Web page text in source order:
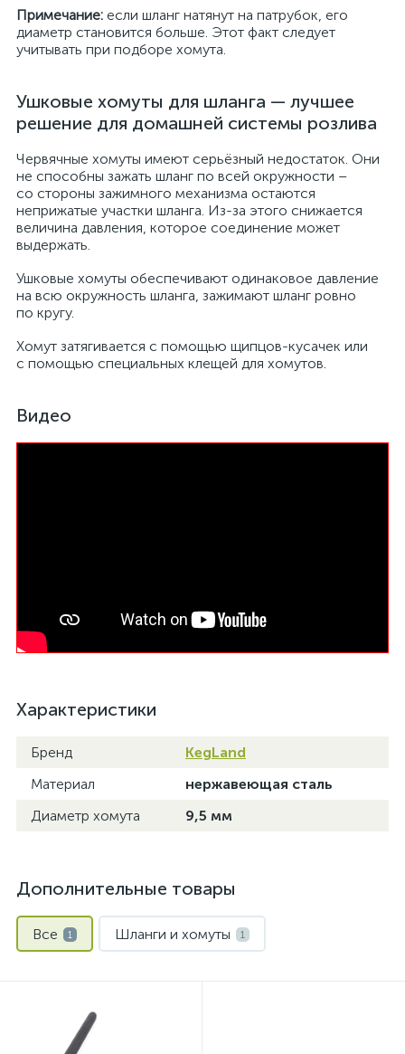
Примечание: если шланг натянут на патрубок, его
диаметр становится больше. Этот факт следует
учитывать при подборе хомута.
Ушковые хомуты для шланга — лучшее
решение для домашней системы розлива
Червячные хомуты имеют серьёзный недостаток. Они
не способны зажать шланг по всей окружности –
со стороны зажимного механизма остаются
неприжатые участки шланга. Из-за этого снижается
величина давления, которое соединение может
выдержать.
Ушковые хомуты обеспечивают одинаковое давление
на всю окружность шланга, зажимают шланг ровно
по кругу.
Хомут затягивается с помощью щипцов-кусачек или
с помощью специальных клещей для хомутов.
Видео
Характеристики
Бренд
KegLand
Материал
нержавеющая сталь
Диаметр хомута
9,5 мм
Дополнительные товары
Все 1 Шланги и хомуты 1